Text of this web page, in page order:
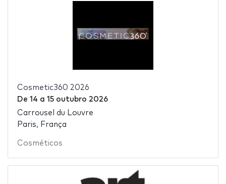
Cosmetic360 2026
De 14 a 15 outubro 2026
Carrousel du Louvre
Paris, França
Cosméticos